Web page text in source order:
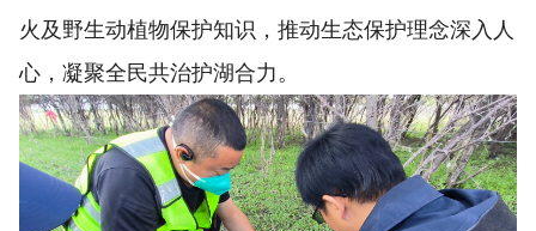
火及野生动植物保护知识，推动生态保护理念深入人
心，凝聚全民共治护湖合力。